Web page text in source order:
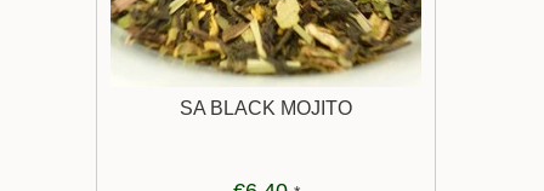
SA BLACK MOJITO